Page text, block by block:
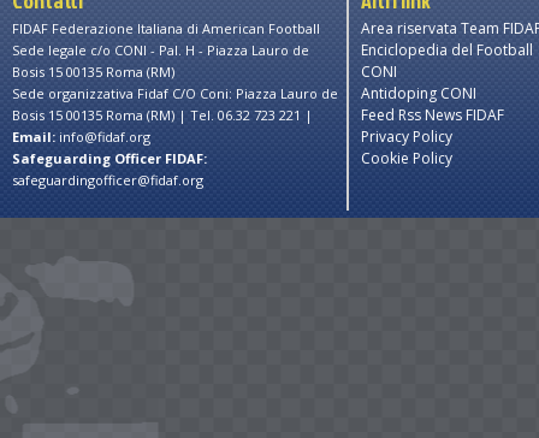
FIDAF Federazione Italiana di American Football
Sede legale c/o CONI - Pal. H - Piazza Lauro de
Bosis 15 00135 Roma (RM)
Sede organizzativa Fidaf C/O Coni: Piazza Lauro de
Bosis 15 00135 Roma (RM) | Tel. 06.32 723 221 |
Email: info@fidaf.org
Safeguarding Officer FIDAF:
safeguardingofficer@fidaf.org
Area riservata Team
Enciclopedia del Football
CONI
Antidoping CONI
Feed Rss News FIDAF
Privacy Policy
Cookie Policy